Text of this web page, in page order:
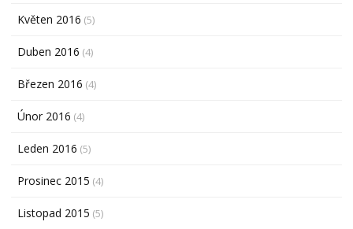
Květen 2016 (5)
Duben 2016 (4)
Březen 2016 (4)
Únor 2016 (4)
Leden 2016 (5)
Prosinec 2015 (4)
Listopad 2015 (5)